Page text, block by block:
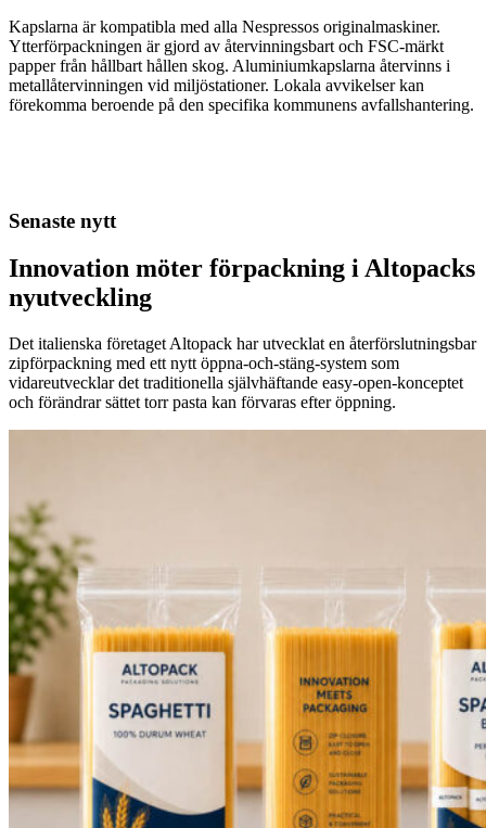
Kapslarna är kompatibla med alla Nespressos originalmaskiner.
Ytterförpackningen är gjord av återvinningsbart och FSC-märkt
papper från hållbart hållen skog. Aluminiumkapslarna återvinns i
metallåtervinningen vid miljöstationer. Lokala avvikelser kan
förekomma beroende på den specifika kommunens avfallshantering.
Senaste nytt
Innovation möter förpackning i Altopacks
nyutveckling
Det italienska företaget Altopack har utvecklat en återförslutningsbar
zipförpackning med ett nytt öppna-och-stäng-system som
vidareutvecklar det traditionella självhäftande easy-open-konceptet
och förändrar sättet torr pasta kan förvaras efter öppning.